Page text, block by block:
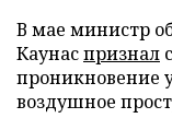
В мае министр
Каунаспризнал
проникновение
воздушное